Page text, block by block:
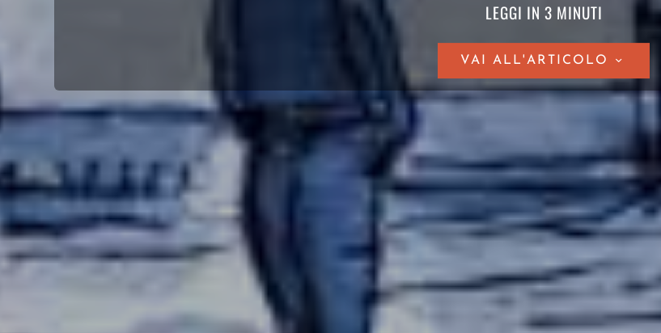
LEGGI IN 3 MINUTI
VAI ALL'ARTICOLO